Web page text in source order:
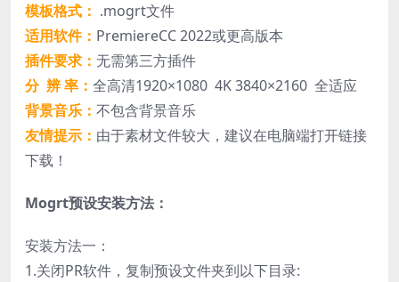
模板格式： .mogrt文件
适用软件： PremiereCC 2022或更高版本
插件要求： 无需第三方插件
分 辨 率： 全高清1920×1080 4K 3840×2160 全适应
背景音乐： 不包含背景音乐
友情提示： 由于素材文件较大，建议在电脑端打开链接
下载！
Mogrt预设安装方法：
安装方法一：
1.关闭PR软件，复制预设文件夹到以下目录: